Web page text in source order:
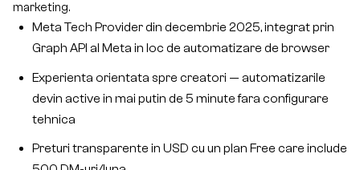
marketing.
Meta Tech Provider din decembrie 2025, integrat prin
Graph API al Meta in loc de automatizare de browser
Experienta orientata spre creatori — automatizarile
devin active in mai putin de 5 minute fara configurare
tehnica
Preturi transparente in USD cu un plan Free care include